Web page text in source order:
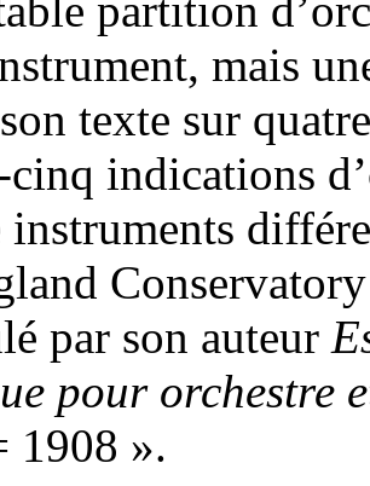
mais
texte sur
indications
instruments
par son auteur
pour orchestre
1908 ».